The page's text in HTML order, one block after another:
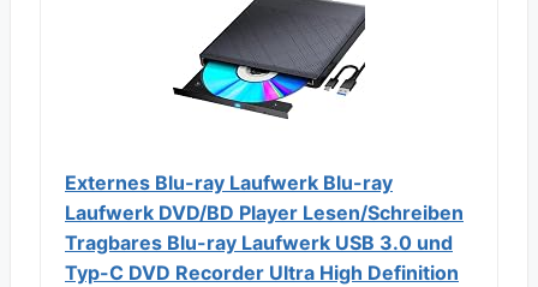
Externes Blu-ray Laufwerk Blu-ray
Laufwerk DVD/BD Player Lesen/Schreiben
Tragbares Blu-ray Laufwerk USB 3.0 und
Typ-C DVD Recorder Ultra High Definition